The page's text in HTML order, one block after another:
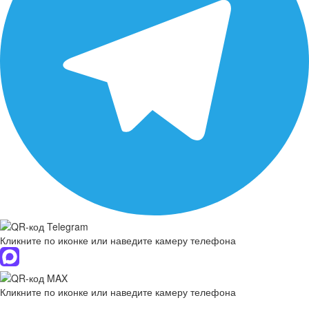
Кликните по иконке или наведите камеру телефона
Кликните по иконке или наведите камеру телефона